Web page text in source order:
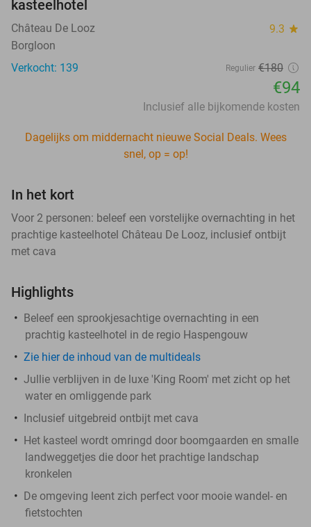
kasteelhotel
Château De Looz 9.3 star
Borgloon
Verkocht: 139
Regulier €180
€94
Inclusief alle bijkomende kosten
Dagelijks om middernacht nieuwe Social Deals. Wees
snel, op = op!
In het kort
Voor 2 personen: beleef een vorstelijke overnachting in het
prachtige kasteelhotel Château De Looz, inclusief ontbijt
met cava
Highlights
Beleef een sprookjesachtige overnachting in een
prachtig kasteelhotel in de regio Haspengouw
Zie hier de inhoud van de multideals
Jullie verblijven in de luxe 'King Room' met zicht op het
water en omliggende park
Inclusief uitgebreid ontbijt met cava
Het kasteel wordt omringd door boomgaarden en smalle
landweggetjes die door het prachtige landschap
kronkelen
De omgeving leent zich perfect voor mooie wandel- en
fietstochten